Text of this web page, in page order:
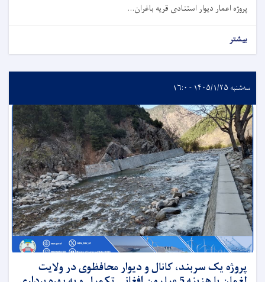
پروژه اعمار دیوار استنادی قریه باغران...
بیشتر
سه‌شنبه ۱۴۰۵/۱/۲۵ - ۱۶:۰
پروژه یک سربند، کانال و دیوار محافظوی در ولایت